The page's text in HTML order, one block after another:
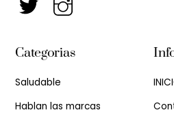
Categorias
Saludable
Hablan las marcas